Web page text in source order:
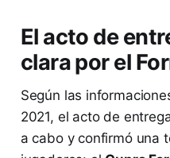
El acto de
clara por el
Según las
2021, el acto de
a cabo y confirmó una